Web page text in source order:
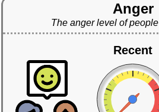
Anger
The anger level of people
Recent